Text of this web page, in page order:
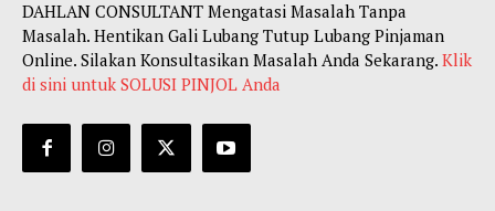
DAHLAN CONSULTANT Mengatasi Masalah Tanpa
Masalah. Hentikan Gali Lubang Tutup Lubang Pinjaman
Online. Silakan Konsultasikan Masalah Anda Sekarang. Klik
di sini untuk SOLUSI PINJOL Anda